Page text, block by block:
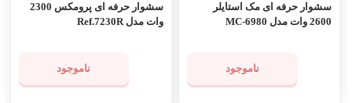
سشوار حرفه ای مک استایلر
2600 وات مدل MC-6980
ناموجود
سشوار حرفه ای پرومکس 2300
وات مدل Ref.7230R
ناموجود